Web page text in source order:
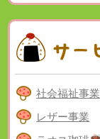
社会福祉事業
レザー事業